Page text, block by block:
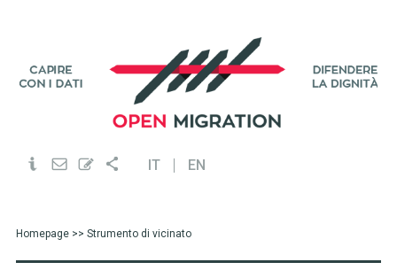
IT EN
Homepage>> Strumento di vicinato